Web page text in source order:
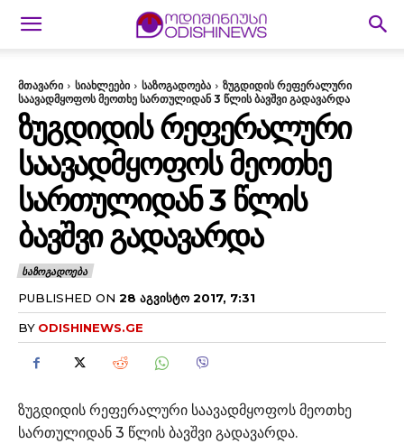
მთავარი სიახლეები საზოგადოება
ზუგდიდის რეფერალური
საავადმყოფოს მეოთხე სართულიდან 3 წლის ბავშვი გადავარდა
ᲖᲣᲒᲓᲘᲓᲘᲡ ᲠᲔᲤᲔᲠᲐᲚᲣᲠᲘ
ᲡᲐᲐᲕᲐᲓᲛᲧᲝᲤᲝᲡ ᲛᲔᲝᲗᲮᲔ
ᲡᲐᲠᲗᲣᲚᲘᲓᲐᲜ 3 ᲬᲚᲘᲡ
ᲑᲐᲕᲨᲕᲘ ᲒᲐᲓᲐᲕᲐᲠᲓᲐ
ᲡᲐᲖᲝᲒᲐᲓᲝᲔᲑᲐ
PUBLISHED ON 28 ᲐᲒᲕᲘᲡᲢᲝ 2017, 7:31
BY ODISHINEWS.GE
ზუგდიდის რეფერალური საავადმყოფოს მეოთხე
სართულიდან 3 წლის ბავშვი გადავარდა.